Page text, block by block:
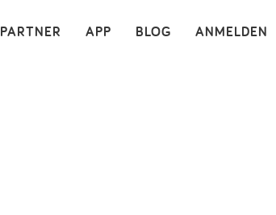
ANMELDEN
BLOG
APP
PARTNER ×